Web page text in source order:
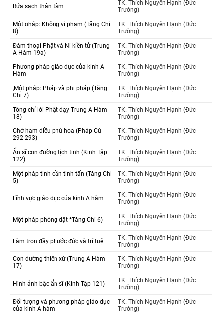
Rửa sạch thân tâm
TK. Thích Nguyên Hạnh (Đức
Trường)
Một oháp: Không vi phạm (Tăng Chi
8)
TK. Thích Nguyên Hạnh (Đức
Trường)
Đàm thoại Phật và Ni kiền tử (Trung
A Hàm 19a)
TK. Thích Nguyên Hạnh (Đức
Trường)
Phương pháp giáo dục của kinh A
Hàm
TK. Thích Nguyên Hạnh (Đức
Trường)
,Một pháp: Pháp và phi pháp (Tăng
Chi 7)
TK. Thích Nguyên Hạnh (Đức
Trường)
Tông chỉ lời Phật dạy Trung A Hàm
18)
TK. Thích Nguyên Hạnh (Đức
Trường)
Chớ ham điều phù hoa (Pháp Cú
292-293)
TK. Thích Nguyên Hạnh (Đức
Trường)
Ẩn sĩ con đường tịch tịnh (Kinh Tập
122)
TK. Thích Nguyên Hạnh (Đức
Trường)
Một pháp tinh cần tinh tấn (Tăng Chi
5)
TK. Thích Nguyên Hạnh (Đức
Trường)
Lĩnh vực giáo dục của kinh A hàm
TK. Thích Nguyên Hạnh (Đức
Trường)
Một pháp phóng dật *Tăng Chi 6)
TK. Thích Nguyên Hạnh (Đức
Trường)
Làm trọn đầy phước đức và trí tuệ
TK. Thích Nguyên Hạnh (Đức
Trường)
Con đường thiên xứ (Trung A Hàm
17)
TK. Thích Nguyên Hạnh (Đức
Trường)
Hình ảnh bậc ẩn sĩ (Kinh Tập 121)
TK. Thích Nguyên Hạnh (Đức
Trường)
Đối tượng và phương pháp giáo dục
của kinh A hàm
TK. Thích Nguyên Hạnh (Đức
Trường)